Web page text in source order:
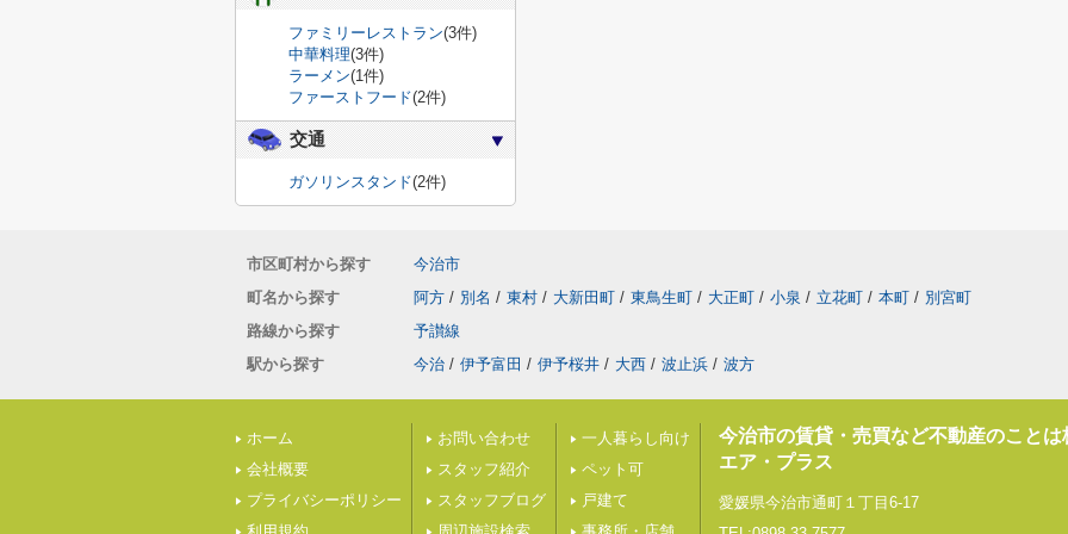
ファミリーレストラン(3件)
中華料理(3件)
ラーメン(1件)
ファーストフード(2件)
交通
ガソリンスタンド(2件)
市区町村から探す
今治市
町名から探す
阿方 / 別名 / 東村 / 大新田町 / 東鳥生町 / 大正町 / 小泉 / 立花町 / 本町 / 別宮町
路線から探す
予讃線
駅から探す
今治 / 伊予富田 / 伊予桜井 / 大西 / 波止浜 / 波方
ホーム
会社概要
プライバシーポリシー
お問い合わせ
スタッフ紹介
スタッフブログ
一人暮らし向け
ペット可
戸建て
今治市の賃貸・売買など不動産のことは
エア・プラス
愛媛県今治市通町１丁目6-17